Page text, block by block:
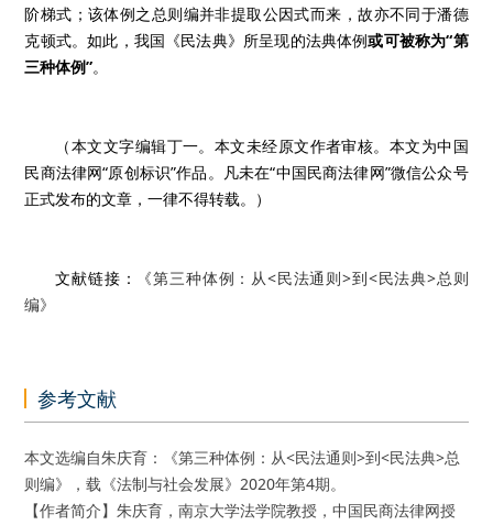
阶梯式；该体例之总则编并非提取公因式而来，故亦不同于潘德
克顿式。如此，我国《民法典》所呈现的法典体例或可被称为“第
三种体例”。
（本文文字编辑丁一。本文未经原文作者审核。本文为中国
民商法律网“原创标识”作品。凡未在“中国民商法律网”微信公众号
正式发布的文章，一律不得转载。）
文献链接：
《第三种体例：从<民法通则>到<民法典>总则
编》
参考文献
本文选编自朱庆育：《第三种体例：从<民法通则>到<民法典>总
则编》，载《法制与社会发展》2020年第4期。
【作者简介】朱庆育，南京大学法学院教授，中国民商法律网授